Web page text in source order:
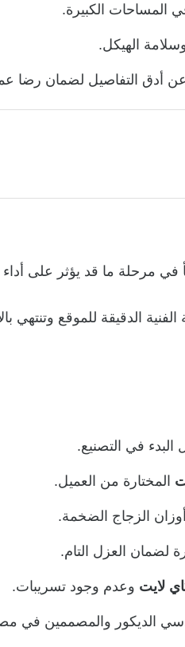
المساحات الكبيرة.
الهيكل.
أدق التفاصيل لضمان رضا
مرحلة ما قد يؤثر على
الفنية الدقيقة للموقع وتنتهي
البدء في التصنيع.
المختارة من العميل.
الزجاج الضخمة.
لضمان العزل التام.
لايت وعدم وجود تسريبات.
الديكور والمصممين في